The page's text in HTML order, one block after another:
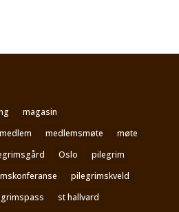
magasin
medlem medlemsmøte
møte
Oslo
pilegrim
pilegrimskveld
st hallvard